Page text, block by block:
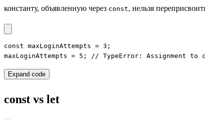
константу, объявленную через const, нельзя
const maxLoginAttempts = 3;
maxLoginAttempts = 5; // TypeError: Assignment to
Expand code
const vs let